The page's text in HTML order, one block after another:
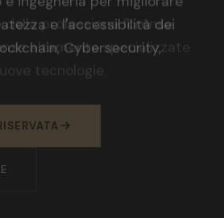
e l'accessibilità dei
Cybersecurity,